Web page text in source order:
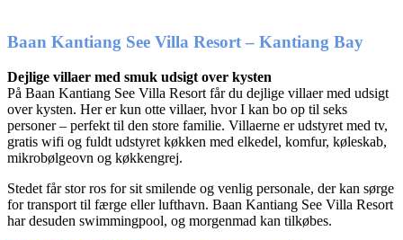
Baan Kantiang See Villa Resort – Kantiang Bay
Dejlige villaer med smuk udsigt over kysten
På Baan Kantiang See Villa Resort får du dejlige villaer med udsigt
over kysten. Her er kun otte villaer, hvor I kan bo op til seks
personer – perfekt til den store familie. Villaerne er udstyret med tv,
gratis wifi og fuldt udstyret køkken med elkedel, komfur, køleskab,
mikrobølgeovn og køkkengrej.
Stedet får stor ros for sit smilende og venlig personale, der kan sørge
for transport til færge eller lufthavn. Baan Kantiang See Villa Resort
har desuden swimmingpool, og morgenmad kan tilkøbes.